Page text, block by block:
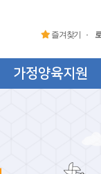
즐겨찾기
가정양육지원